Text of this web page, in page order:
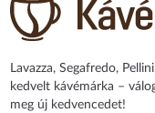
Lavazza, Segafredo,
kedvelt kávémárka –
meg új kedvencedet!